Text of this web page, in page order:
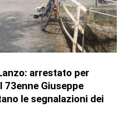
arrestato per
Giuseppe